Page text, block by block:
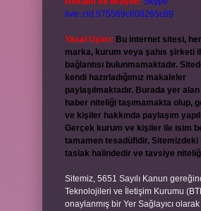
live:.cid.575569c608265c69
Yasal Uyarı: Bu internet sitesi,
marka, kurum veya şahıs şirketi
bağlantısı bulunmamaktadır.
kendi hazırladığımız makaleler
paylaşılmaktadır. Burada yer
haber niteliği taşımamakta olup,
ve kişiler hakkında paylaşım
Gerçek kurum ve kişiler ile isim
tamamen tesadüfidir. Sitemizdeki
taslak halindedir ve tavsiye
Sitemiz, 5651 Sayılı Kanun
Teknolojileri ve İletişim Kurumu
onaylanmış bir Yer Sağlayıcı